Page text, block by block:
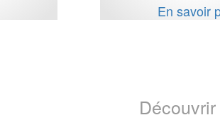
En savoir